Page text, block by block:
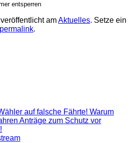
entsperren
amAktuelles. Setze ein
permalink.
auf falsche Fährte! Warum
Anträge zum Schutz vor